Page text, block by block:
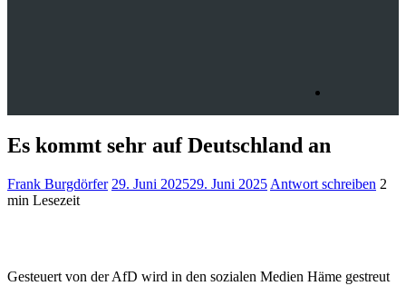
Es kommt sehr auf Deutschland an
Frank Burgdörfer 29. Juni 202529. Juni 2025 Antwort schreiben 2
min Lesezeit
Gesteuert von der AfD wird in den sozialen Medien Häme gestreut